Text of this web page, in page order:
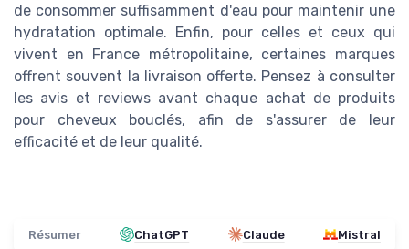
de consommer suffisamment d'eau pour maintenir une
hydratation optimale. Enfin, pour celles et ceux qui
vivent en France métropolitaine, certaines marques
offrent souvent la livraison offerte. Pensez à consulter
les avis et reviews avant chaque achat de produits
pour cheveux bouclés, afin de s'assurer de leur
efficacité et de leur qualité.
Résumer ChatGPT Claude Mistral